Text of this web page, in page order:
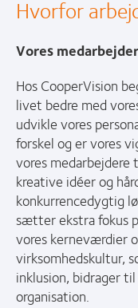
Hvorfor
Vores
Hos CooperVision
livet bedre med
udvikle vores
forskel og er vores
vores medarbejdere
kreative idéer og
konkurrencedygtig
sætter ekstra fokus
vores kerneværdier
virksomhedskultur,
inklusion, bidrager
organisation.